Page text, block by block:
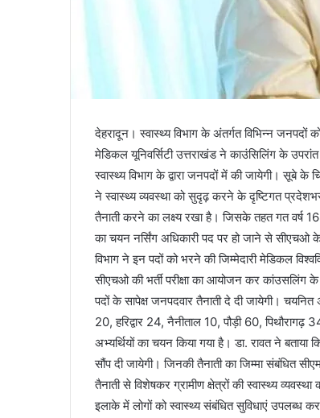
देहरादून। स्वास्थ्य विभाग के अंतर्गत विभिन्न
मेडिकल यूनिवर्सिटी उत्तराखंड ने काउंसिलिंग के
स्वास्थ्य विभाग के द्वारा जनपदों में की जायेगी। सूबे के
ने स्वास्थ्य व्यवस्था को सुदृढ़ करने के दृष्टिगत
तैनाती करने का लक्ष्य रखा है। जिसके तहत गत वर्ष
का चयन नर्सिंग अधिकारी पद पर हो जाने से सीएचओ
विभाग ने इन पदों को भरने की जिम्मेदारी मेडिकल
सीएचओ की भर्ती परीक्षा का आयोजन कर कांउसलिंग
पदों के सापेक्ष जनपदवार तैनाती दे दी जायेगी।
20, हरिद्वार 24, नैनीताल 10, पौड़ी 60,
अभ्यर्थियों का चयन किया गया है। डा. रावत ने बताया
सौंप दी जायेगी। जिनकी तैनाती का जिम्मा संबंधित
तैनाती से विशेषकर ग्रामीण क्षेत्रों की स्वास्थ्य
इलाके में लोगों को स्वास्थ्य संबंधित सुविधाएं उपलब्ध